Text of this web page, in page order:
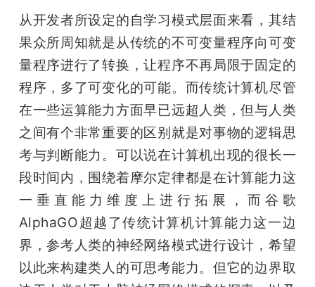
从开发者所设定的自学习模式层面来看，其结
果众所周知就是从传统的不可变量程序向可变
量程序进行了转换，让程序不再局限于固定的
程序，多了可变化的可能。而传统计算机尽管
在一些运算能力方面早已远超人类，但与人类
之间有个非常重要的区别就是对事物的逻辑思
考与判断能力。可以说在计算机出现的很长一
段时间内，围绕着摩尔定律都是在计算能力这
一垂直能力维度上进行拓展，而谷歌
AlphaGO超越了传统计算机计算能力这一边
界，参考人类的神经网络模式进行设计，希望
以此来构建类人的可思考能力。但它的边界取